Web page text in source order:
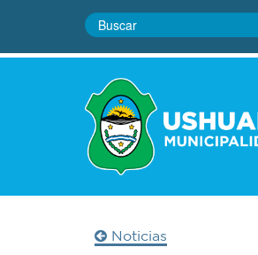
Noticias